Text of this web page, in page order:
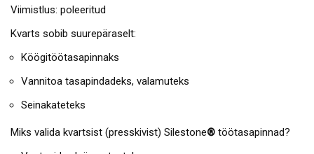
Viimistlus: poleeritud
Kvarts sobib suurepäraselt:
Köögitöötasapinnaks
Vannitoa tasapindadeks, valamuteks
Seinakateteks
Miks valida kvartsist (presskivist) Silestone® töötasapinnad?